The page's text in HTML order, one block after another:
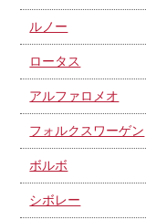
ルノー
ロータス
アルファロメオ
フォルクスワーゲン
ボルボ
シボレー